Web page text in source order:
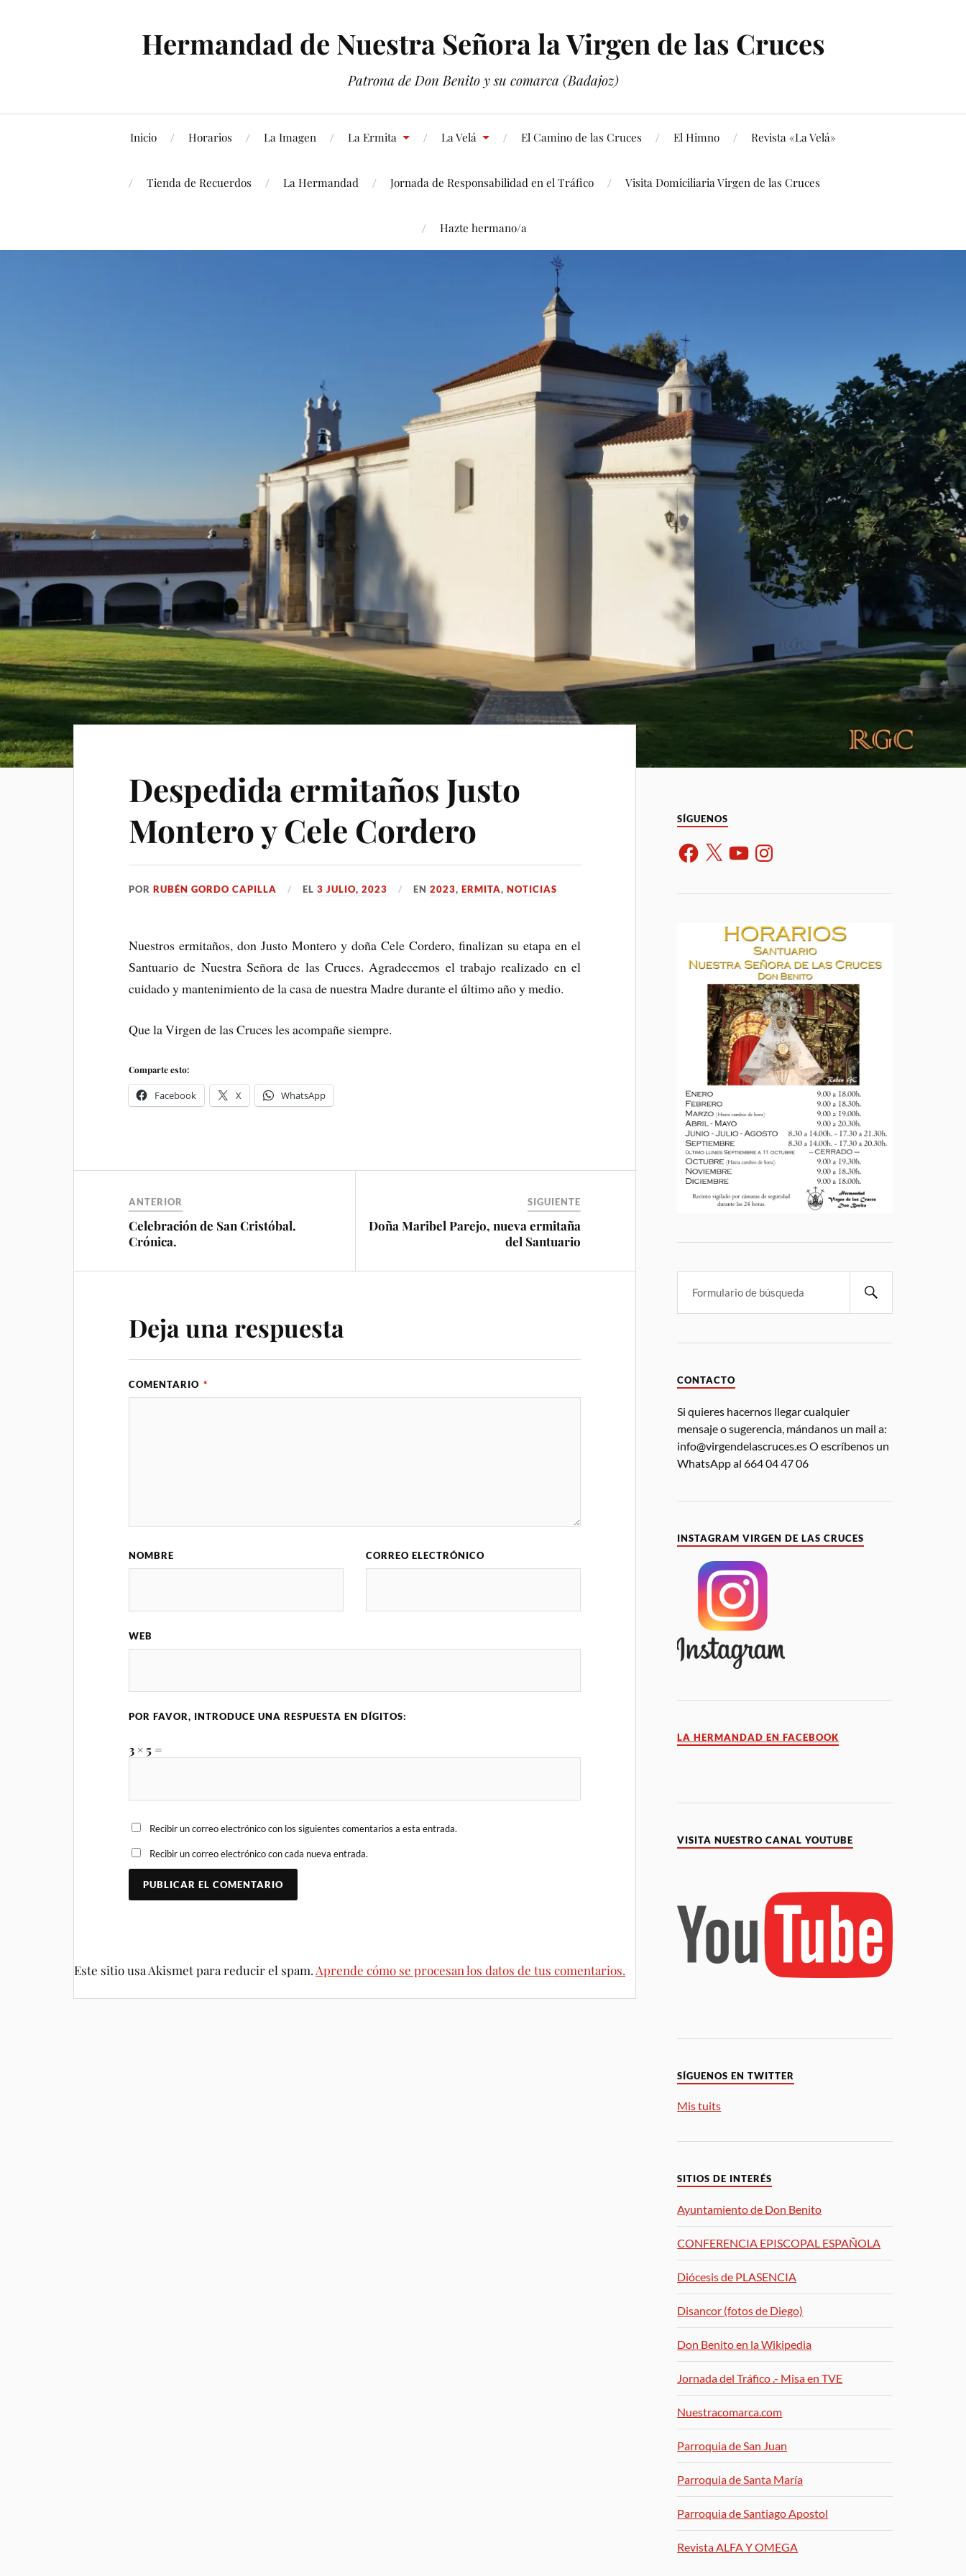
Hermandad de Nuestra Señora la Virgen de las Cruces
Patrona de Don Benito y su comarca (Badajoz)
Inicio Horarios La Imagen La Ermita La Velá El Camino de las Cruces El Himno Revista «La Velá»
Tienda de Recuerdos La Hermandad Jornada de Responsabilidad en el Tráfico Visita Domiciliaria Virgen de las Cruces
Hazte hermano/a
Despedida ermitaños Justo
Montero y Cele Cordero
PORRUBÉN GORDO CAPILLA EL3 JULIO, 2023 EN2023,ERMITA,NOTICIAS
Nuestros ermitaños, don Justo Montero y doña Cele Cordero, finalizan su etapa en el
Santuario de Nuestra Señora de las Cruces. Agradecemos el trabajo realizado en el
cuidado y mantenimiento de la casa de nuestra Madre durante el último año y medio.
Que la Virgen de las Cruces les acompañe siempre.
Comparte esto:
Facebook X WhatsApp
ANTERIOR
Celebración de San Cristóbal.
Crónica.
SIGUIENTE
Doña Maribel Parejo, nueva ermitaña
del Santuario
Deja una respuesta
COMENTARIO *
NOMBRE CORREO ELECTRÓNICO
WEB
POR FAVOR, INTRODUCE UNA RESPUESTA EN DÍGITOS:
3 × 5 =
Recibir un correo electrónico con los siguientes comentarios a esta entrada.
Recibir un correo electrónico con cada nueva entrada.
Este sitio usa Akismet para reducir el spam. Aprende cómo se procesan los datos de tus comentarios.
SÍGUENOS
CONTACTO
Si quieres hacernos llegar cualquier
mensaje o sugerencia, mándanos un mail a:
info@virgendelascruces.es O escríbenos un
WhatsApp al 664 04 47 06
INSTAGRAM VIRGEN DE LAS CRUCES
LA HERMANDAD EN FACEBOOK
VISITA NUESTRO CANAL YOUTUBE
SÍGUENOS EN TWITTER
Mis tuits
SITIOS DE INTERÉS
Ayuntamiento de Don Benito
CONFERENCIA EPISCOPAL ESPAÑOLA
Diócesis de PLASENCIA
Disancor (fotos de Diego)
Don Benito en la Wikipedia
Jornada del Tráfico .- Misa en TVE
Nuestracomarca.com
Parroquia de San Juan
Parroquia de Santa María
Parroquia de Santiago Apostol
Revista ALFA Y OMEGA